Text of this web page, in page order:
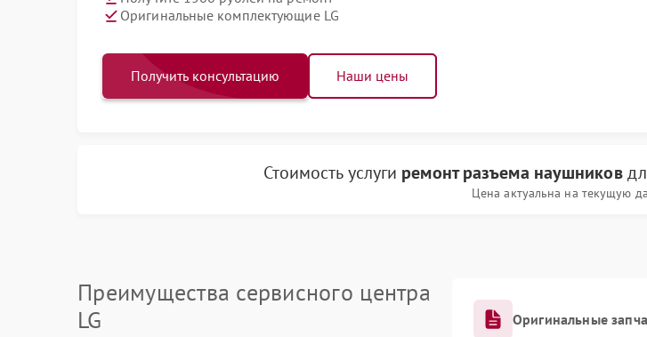
Оригинальные комплектующие LG
Получить консультацию Наши цены
Стоимость услуги ремонт разъема наушников
Цена актуальна на текущую
Преимущества сервисного центра
LG
Оригинальные